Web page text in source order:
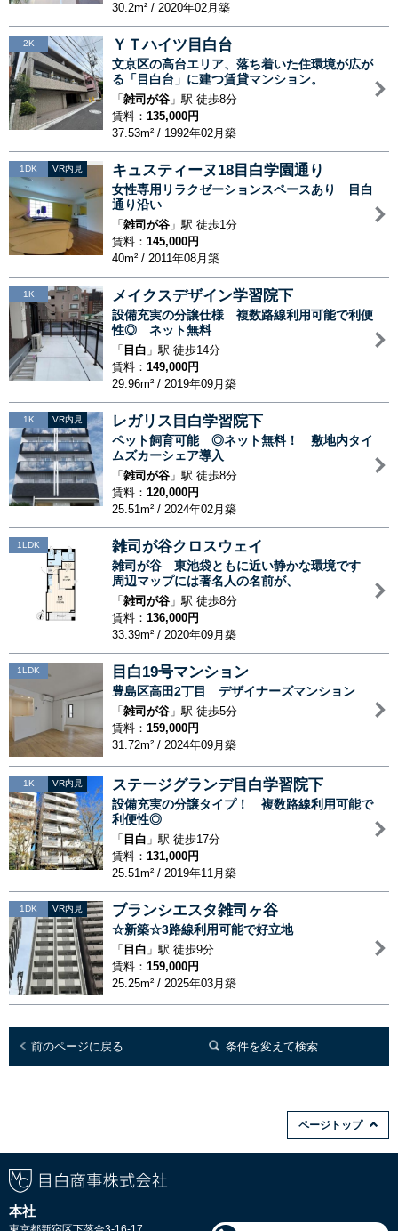
30.2m² / 2020年02月築
2K ＹＴハイツ目白台
文京区の高台エリア、落ち着いた住環境が広が
る「目白台」に建つ賃貸マンション。
「 雑司が谷 」駅 徒歩8分
賃料： 135,000円
37.53m² / 1992年02月築
1DK VR内見 キュスティーヌ18目白学園通り
女性専用リラクゼーションスペースあり 目白
通り沿い
「 雑司が谷 」駅 徒歩1分
賃料： 145,000円
40m² / 2011年08月築
1K メイクスデザイン学習院下
設備充実の分譲仕様 複数路線利用可能で利便
性◎ ネット無料
「 目白 」駅 徒歩14分
賃料： 149,000円
29.96m² / 2019年09月築
1K VR内見 レガリス目白学習院下
ペット飼育可能 ◎ネット無料！ 敷地内タイ
ムズカーシェア導入
「 雑司が谷 」駅 徒歩8分
賃料： 120,000円
25.51m² / 2024年02月築
1LDK 雑司が谷クロスウェイ
雑司が谷 東池袋ともに近い静かな環境です
周辺マップには著名人の名前が、
「 雑司が谷 」駅 徒歩8分
賃料： 136,000円
33.39m² / 2020年09月築
1LDK 目白19号マンション
豊島区高田2丁目 デザイナーズマンション
「 雑司が谷 」駅 徒歩5分
賃料： 159,000円
31.72m² / 2024年09月築
1K VR内見 ステージグランデ目白学習院下
設備充実の分譲タイプ！ 複数路線利用可能で
利便性◎
「 目白 」駅 徒歩17分
賃料： 131,000円
25.51m² / 2019年11月築
1DK VR内見 ブランシエスタ雑司ヶ谷
☆新築☆3路線利用可能で好立地
「 目白 」駅 徒歩9分
賃料： 159,000円
25.25m² / 2025年03月築
前のページに戻る 条件を変えて検索
ページトップ
本社